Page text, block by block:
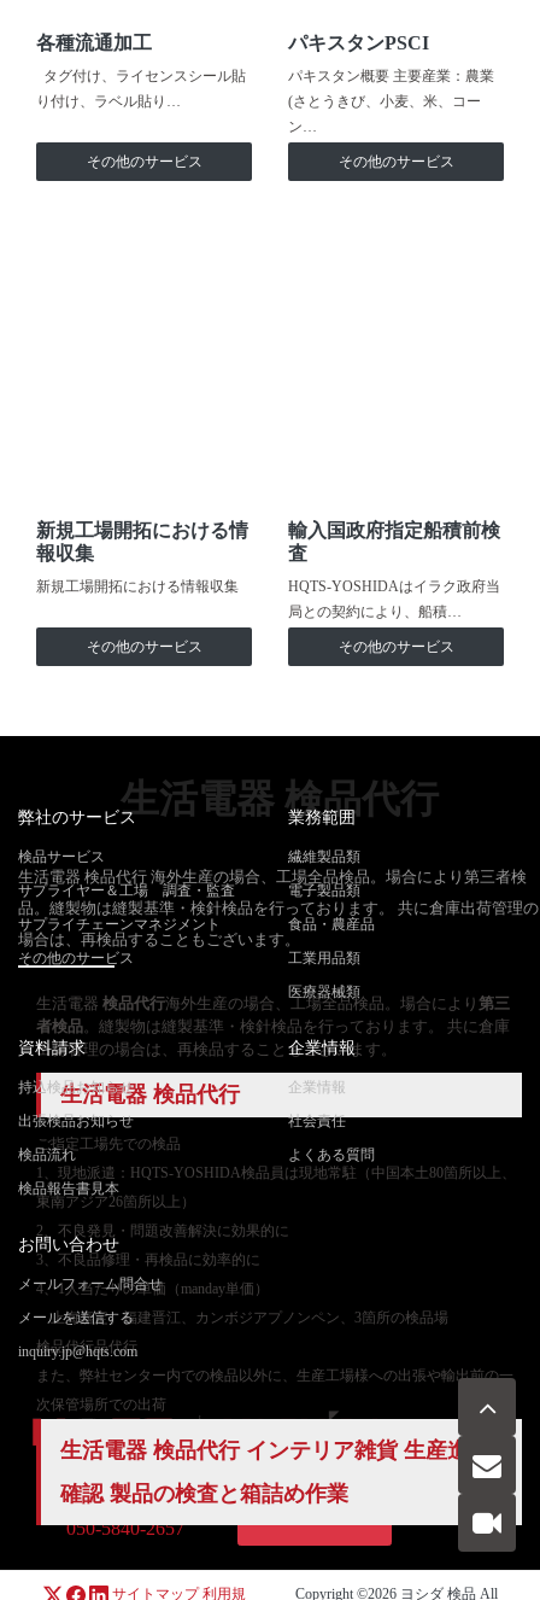
各種流通加工
タグ付け、ライセンスシール貼
り付け、ラベル貼り…
その他のサービス
パキスタンPSCI
パキスタン概要 主要産業：農業
(さとうきび、小麦、米、コー
ン…
その他のサービス
新規工場開拓における情
報収集
新規工場開拓における情報収集
その他のサービス
輸入国政府指定船積前検
査
HQTS-YOSHIDAはイラク政府当
局との契約により、船積…
その他のサービス
生活電器 検品代行
生活電器 検品代行 海外生産の場合、工場全品検品。場合により第三者検
品。縫製物は縫製基準・検針検品を行っております。 共に倉庫出荷管理の
場合は、再検品することもございます。
生活電器 検品代行海外生産の場合、工場全品検品。場合により 第三
者検品 。縫製物は縫製基準・検針検品を行っております。 共に倉庫
出荷管理の場合は、再検品することもございます。
生活電器 検品代行
ご指定工場先での検品
1、現地派遣：HQTS-YOSHIDA検品員は現地常駐（中国本土80箇所以上、
東南アジア26箇所以上）
2、不良発見・問題改善解決に効果的に
3、不良品修理・再検品に効率的に
4、1人当たりの単価（manday単価）
上海嘉定、福建晋江、カンボジアプノンペン、3箇所の検品場
検品代行品代行
また、弊社センター内での検品以外に、生産工場様への出張や輸出前の一
次保管場所での出荷
生活電器 検品代行 インテリア雑貨 生産進捗
確認 製品の検査と箱詰め作業
弊社のサービス
検品サービス
サプライヤー＆工場 調査・監査
サプライチェーンマネジメント
その他のサービス
業務範囲
繊維製品類
電子製品類
食品・農産品
工業用品類
医療器械類
資料請求
持込検品お知らせ
出張検品お知らせ
検品流れ
検品報告書見本
企業情報
企業情報
社会責任
よくある質問
お問い合わせ
メールフォーム問合せ
メールを送信する
inquiry.jp@hqts.com
お電話でのお問い合わせ
050-5840-2657
サイトマップ 利用規 Copyright ©2026 ヨシダ 検品 All